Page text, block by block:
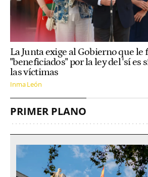
La Junta exige al Gobierno que le
"beneficiados" por la ley del 'sí es
las víctimas
Inma León
PRIMER PLANO